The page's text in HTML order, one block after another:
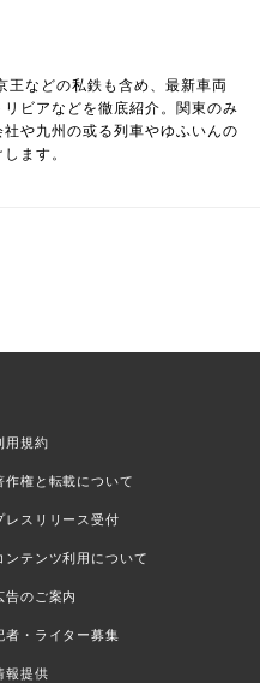
王などの私鉄も含め、最新車両
ビアなどを徹底紹介。関東のみ
や九州の或る列車やゆふいんの
ます。
用規約
作権と転載について
レスリリース受付
ンテンツ利用について
告のご案内
者・ライター募集
報提供